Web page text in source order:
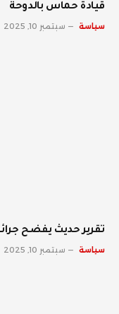
قيادة حماس بالدوحة
سياسة سبتمبر 10, 2025
تقرير حديث يفضح
سياسة سبتمبر 10, 2025